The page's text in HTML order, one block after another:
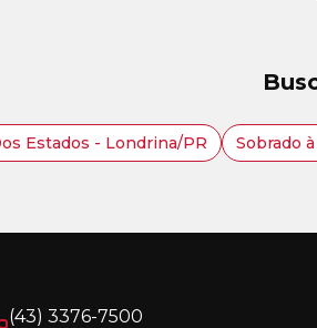
Estados - Londrina/PR Sobrado
(43) 3376-7500